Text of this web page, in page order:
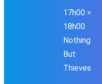
17h00 >
18h00
Nothing
But
Thieves